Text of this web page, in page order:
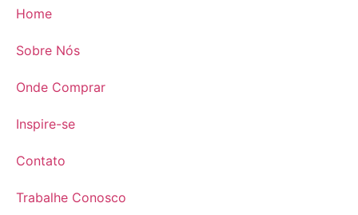
Home
Sobre Nós
Onde Comprar
Inspire-se
Contato
Trabalhe Conosco